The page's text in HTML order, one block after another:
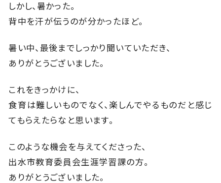
しかし、暑かった。
背中を汗が伝うのが分かったほど。
暑い中、最後までしっかり聞いていただき、
ありがとうございました。
これをきっかけに、
食育は難しいものでなく、楽しんでやるものだと感じ
てもらえたらなと思います。
このような機会を与えてくださった、
出水市教育委員会生涯学習課の方。
ありがとうございました。